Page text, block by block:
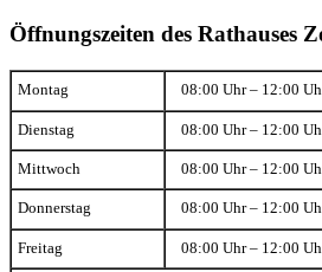
Öffnungszeiten des Rathauses
Montag 08:00 Uhr – 12:00
Dienstag 08:00 Uhr – 12:00
Mittwoch 08:00 Uhr – 12:00
Donnerstag 08:00 Uhr – 12:00
Freitag 08:00 Uhr – 12:00